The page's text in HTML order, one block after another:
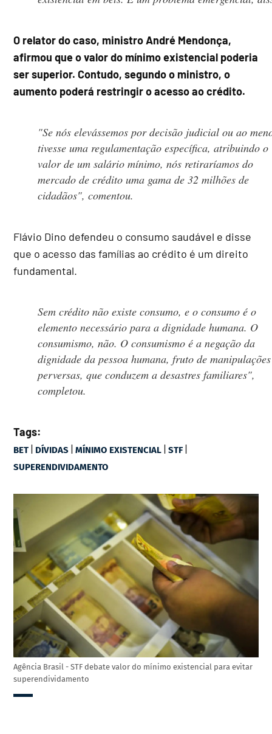
O relator do caso, ministro André Mendonça,
afirmou que o valor do mínimo existencial poderia
ser superior. Contudo, segundo o ministro, o
aumento poderá restringir o acesso ao crédito.
"Se nós elevássemos por decisão judicial ou ao
tivesse uma regulamentação específica, atribuindo o
valor de um salário mínimo, nós retiraríamos do
mercado de crédito uma gama de 32 milhões de
cidadãos", comentou.
Flávio Dino defendeu o consumo saudável e disse
que o acesso das famílias ao crédito é um direito
fundamental.
Sem crédito não existe consumo, e o consumo é o
elemento necessário para a dignidade humana. O
consumismo, não. O consumismo é a negação da
dignidade da pessoa humana, fruto de manipulações
perversas, que conduzem a desastres familiares",
completou.
Tags:
BET | DÍVIDAS |MÍNIMO EXISTENCIAL |STF|
SUPERENDIVIDAMENTO
Agência Brasil - STF debate valor do mínimo existencial para evitar
superendividamento